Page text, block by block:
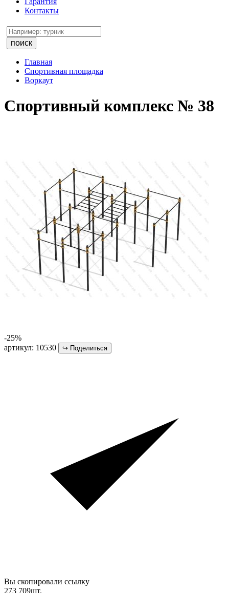
Контакты
поиск
Главная
Спортивная площадка
Воркаут
Спортивный комплекс № 38
-25%
артикул: 10530
↪ Поделиться
Вы скопировали ссылку
273 709шт.